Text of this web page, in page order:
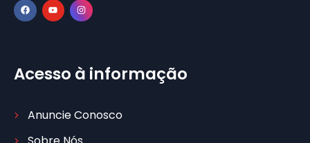
Acesso à informação
Anuncie Conosco